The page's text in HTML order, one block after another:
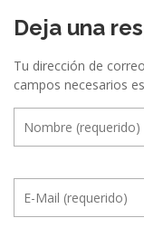
Deja una
Tu dirección de
campos necesarios